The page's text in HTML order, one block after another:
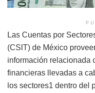
Las Cuentas por
(CSIT) de México
información relacionada
financieras llevadas a
los sectores1 dentro del